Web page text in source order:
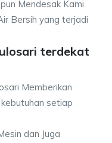
Mendesak Kami
Bersih yang terjadi
terdekat
Memberikan
setiap
dan Juga